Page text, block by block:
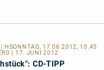
| HSONNTAG, 17.06.2012, 10.45
| 17. JUNI 2012
CD-TIPP